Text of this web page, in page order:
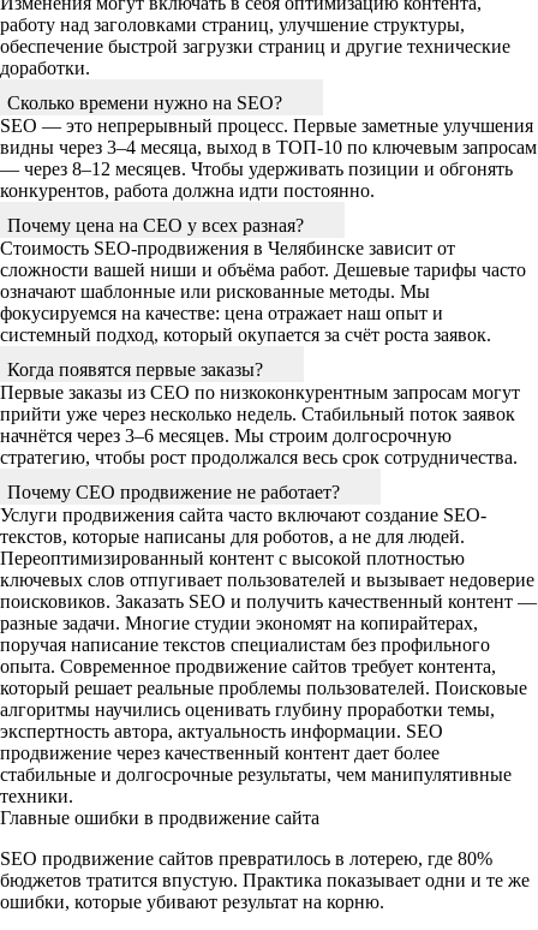
работу над заголовками страниц, улучшение структуры,
обеспечение быстрой загрузки страниц и другие технические
доработки.
Сколько времени нужно на SEO?
SEO — это непрерывный процесс. Первые заметные улучшения
видны через 3–4 месяца, выход в ТОП-10 по ключевым запросам
— через 8–12 месяцев. Чтобы удерживать позиции и обгонять
конкурентов, работа должна идти постоянно.
Почему цена на СЕО у всех разная?
Стоимость SEO-продвижения в Челябинске зависит от
сложности вашей ниши и объёма работ. Дешевые тарифы часто
означают шаблонные или рискованные методы. Мы
фокусируемся на качестве: цена отражает наш опыт и
системный подход, который окупается за счёт роста заявок.
Когда появятся первые заказы?
Первые заказы из СЕО по низкоконкурентным запросам могут
прийти уже через несколько недель. Стабильный поток заявок
начнётся через 3–6 месяцев. Мы строим долгосрочную
стратегию, чтобы рост продолжался весь срок сотрудничества.
Почему СЕО продвижение не работает?
Услуги продвижения сайта часто включают создание SEO-
текстов, которые написаны для роботов, а не для людей.
Переоптимизированный контент с высокой плотностью
ключевых слов отпугивает пользователей и вызывает недоверие
поисковиков. Заказать SEO и получить качественный контент —
разные задачи. Многие студии экономят на копирайтерах,
поручая написание текстов специалистам без профильного
опыта. Современное продвижение сайтов требует контента,
который решает реальные проблемы пользователей. Поисковые
алгоритмы научились оценивать глубину проработки темы,
экспертность автора, актуальность информации. SEO
продвижение через качественный контент дает более
стабильные и долгосрочные результаты, чем манипулятивные
техники.
Главные ошибки в продвижение сайта
SEO продвижение сайтов превратилось в лотерею, где 80%
бюджетов тратится впустую. Практика показывает одни и те же
ошибки, которые убивают результат на корню.